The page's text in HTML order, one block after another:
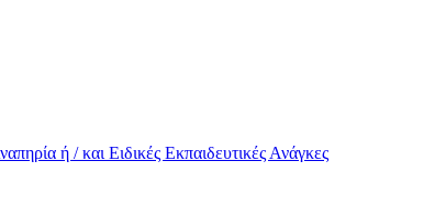
ή / και Eιδικές Εκπαιδευτικές Ανάγκες